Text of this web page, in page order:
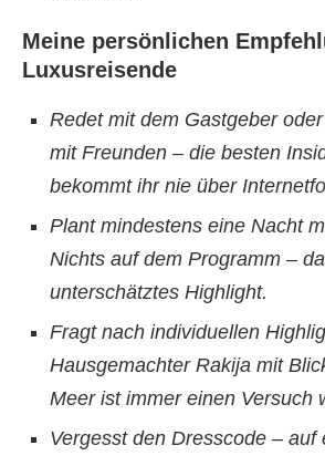
Meine persönlichen
Luxusreisende
Redet mit dem Gastgeber
mit Freunden – die besten
bekommt ihr nie über
Plant mindestens eine Nacht
Nichts auf dem Programm –
unterschätztes Highlight.
Fragt nach individuellen
Hausgemachter Rakija mit
Meer ist immer einen Versuch
Vergesst den Dresscode – auf